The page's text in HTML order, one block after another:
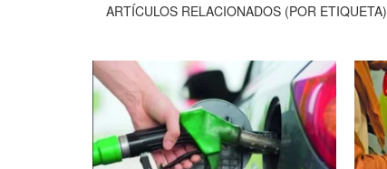
ARTÍCULOS RELACIONADOS (POR ETIQUETA)